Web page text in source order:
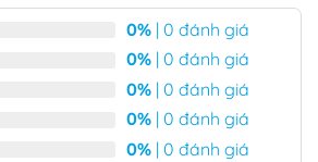
0% | 0 đánh giá
0% | 0 đánh giá
0% | 0 đánh giá
0% | 0 đánh giá
0% | 0 đánh giá